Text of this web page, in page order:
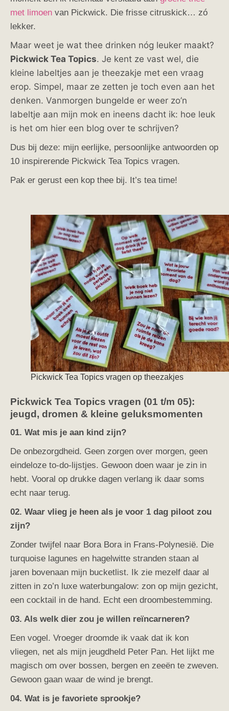
met limoen van Pickwick. Die frisse citruskick… zó
lekker.
Maar weet je wat thee drinken nóg leuker maakt?
Pickwick Tea Topics. Je kent ze vast wel, die
kleine labeltjes aan je theezakje met een vraag
erop. Simpel, maar ze zetten je toch even aan het
denken. Vanmorgen bungelde er weer zo’n
labeltje aan mijn mok en ineens dacht ik: hoe leuk
is het om hier een blog over te schrijven?
Dus bij deze: mijn eerlijke, persoonlijke antwoorden op
10 inspirerende Pickwick Tea Topics vragen.
Pak er gerust een kop thee bij. It’s tea time!
Pickwick Tea Topics vragen op theezakjes
Pickwick Tea Topics vragen (01 t/m 05):
jeugd, dromen & kleine geluksmomenten
01. Wat mis je aan kind zijn?
De onbezorgdheid. Geen zorgen over morgen, geen
eindeloze to-do-lijstjes. Gewoon doen waar je zin in
hebt. Vooral op drukke dagen verlang ik daar soms
echt naar terug.
02. Waar vlieg je heen als je voor 1 dag piloot zou
zijn?
Zonder twijfel naar Bora Borain Frans-Polynesië. Die
turquoise lagunes en hagelwitte stranden staan al
jaren bovenaan mijn bucketlist. Ik zie mezelf daar al
zitten in zo’n luxe waterbungalow: zon op mijn gezicht,
een cocktail in de hand. Echt een droombestemming.
03. Als welk dier zou je willen reïncarneren?
Een vogel. Vroeger droomde ik vaak dat ik kon
vliegen, net als mijn jeugdheld Peter Pan. Het lijkt me
magisch om over bossen, bergen en zeeën te zweven.
Gewoon gaan waar de wind je brengt.
04. Wat is je favoriete sprookje?